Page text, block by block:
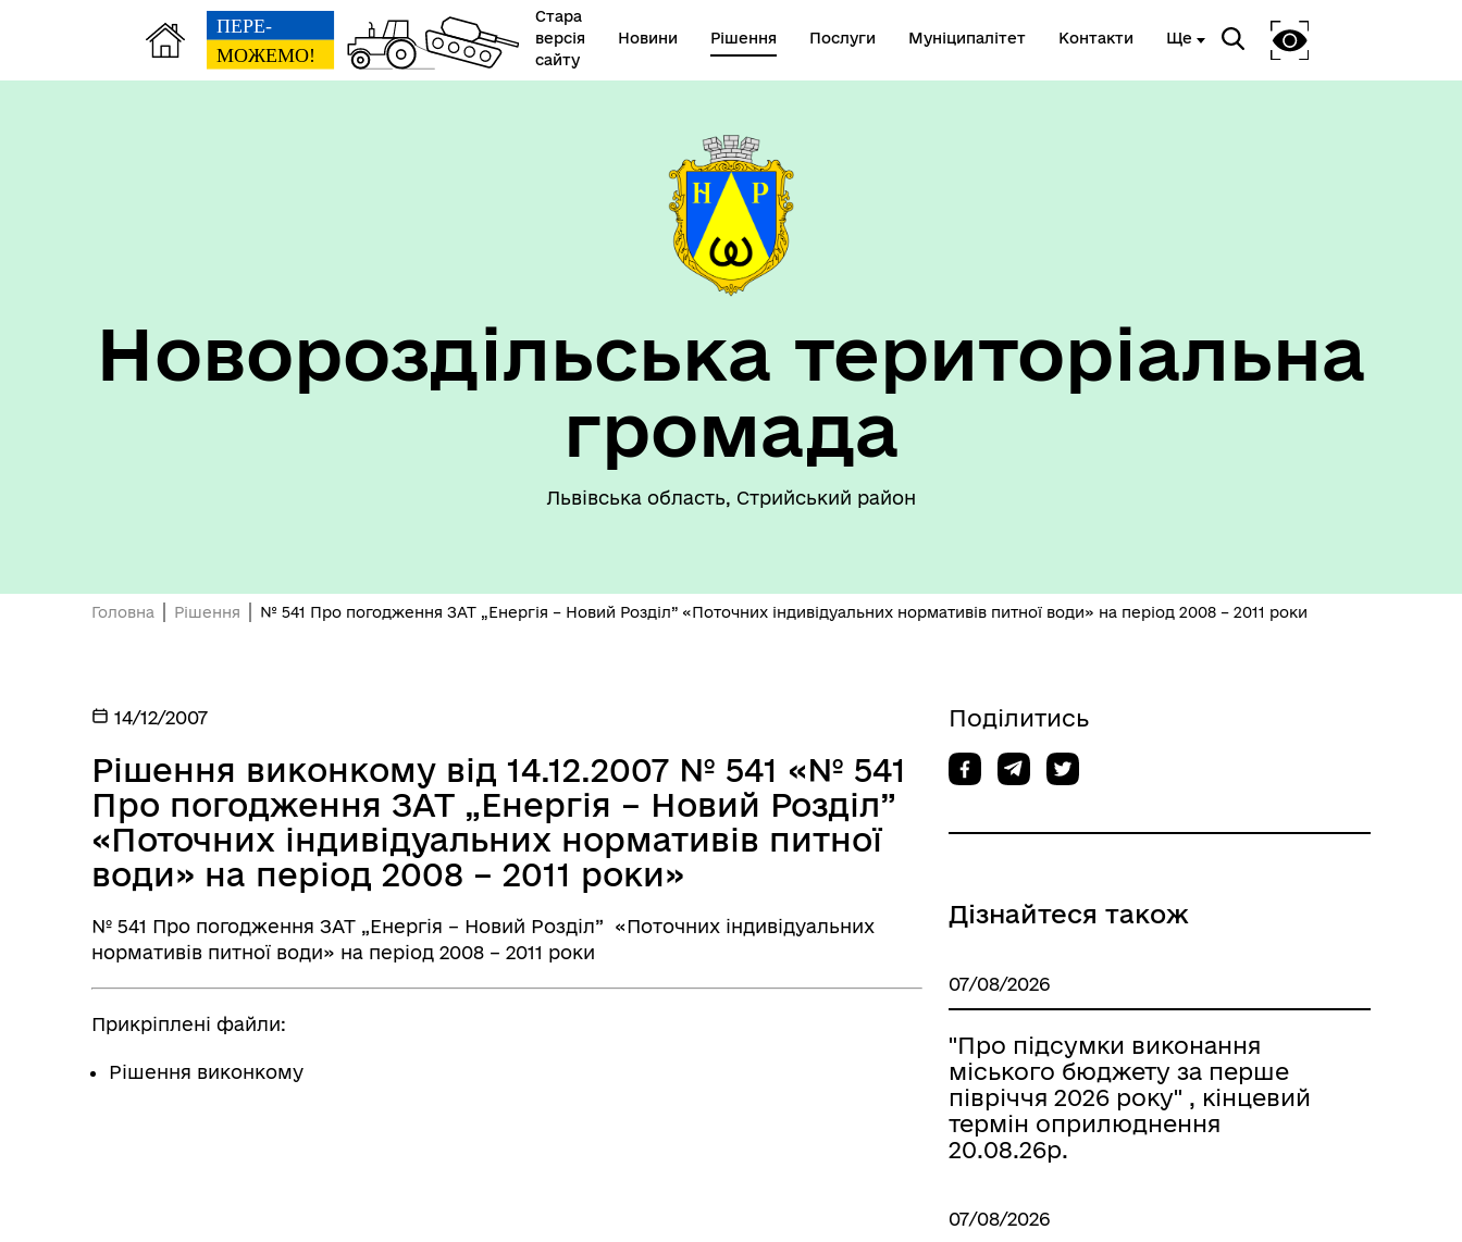
Стара
версія
сайту
Новини Рішення Послуги Муніципалітет Контакти Ще
Оплата праці
Контакти та розпорядок
СПАДЩИНИ
НОВОРОЗДІЛЬСЬКОЇ
ТЕРИТОРІАЛЬНОЇ ГРОМАДИ
Діяльність
"Воєнний ( Надзвичайний)
Новороздільська територіальна
громада
Львівська область, Стрийський район
Головна Рішення № 541 Про погодження ЗАТ „Енергія – Новий Розділ” «Поточних індивідуальних нормативів питної води» на період 2008 – 2011 роки
14/12/2007
Рішення виконкому від 14.12.2007 № 541 «№ 541
Про погодження ЗАТ „Енергія – Новий Розділ”
«Поточних індивідуальних нормативів питної
води» на період 2008 – 2011 роки»
№ 541 Про погодження ЗАТ „Енергія – Новий Розділ” «Поточних індивідуальних
нормативів питної води» на період 2008 – 2011 роки
Прикріплені файли:
Рішення виконкому
Поділитись
Дізнайтеся також
07/08/2026
"Про підсумки виконання
міського бюджету за перше
півріччя 2026 року" , кінцевий
термін оприлюднення
20.08.26р.
07/08/2026